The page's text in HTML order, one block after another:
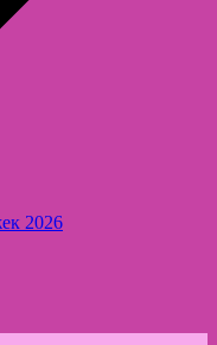
2026